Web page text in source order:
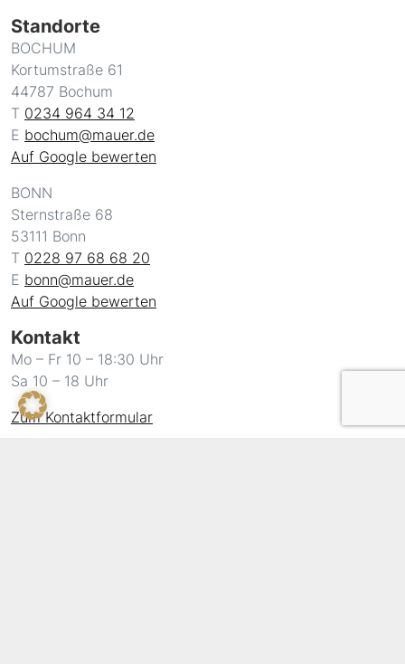
Standorte
BOCHUM
Kortumstraße 61
44787 Bochum
T 0234 964 34 12
E bochum@mauer.de
Auf Google bewerten
BONN
Sternstraße 68
53111 Bonn
T 0228 97 68 68 20
E bonn@mauer.de
Auf Google bewerten
Kontakt
Mo – Fr 10 – 18:30 Uhr
Sa 10 – 18 Uhr
Zum Kontaktformular